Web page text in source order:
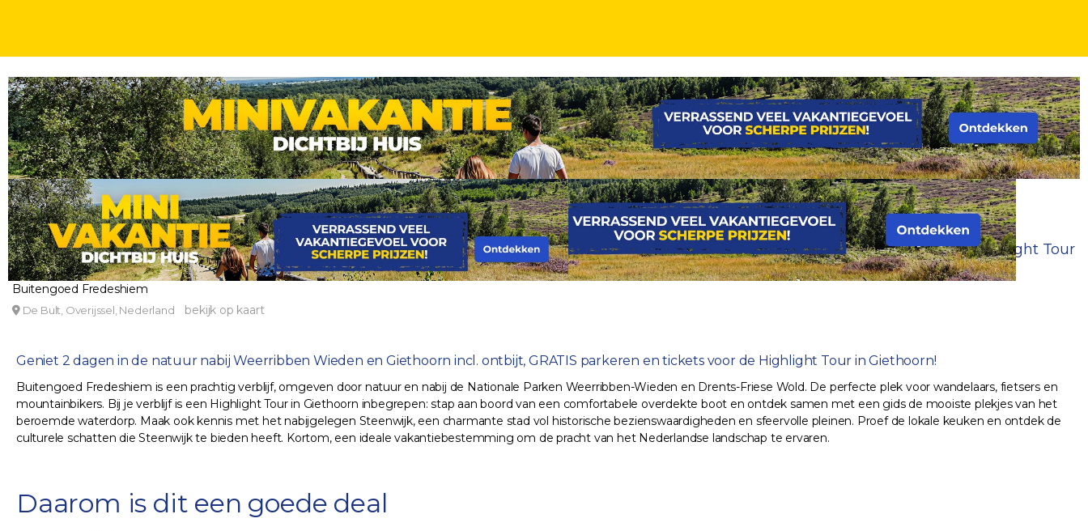
WEEKENDJE ZOMER SPECIALS 2 DAGEN INCL. ONTBIJT
Geniet op een prachtig landgoed in de natuur nabij Weerribben Wieden en Giethoorn incl. ontbijt, GRATIS parkeren en tickets voor de Highlight Tour
in Giethoorn!
Buitengoed Fredeshiem
De Bult, Overijssel, Nederland bekijk op kaart
Geniet 2 dagen in de natuur nabij Weerribben Wieden en Giethoorn incl. ontbijt, GRATIS parkeren en tickets voor de Highlight Tour in Giethoorn!
Buitengoed Fredeshiem is een prachtig verblijf, omgeven door natuur en nabij de Nationale Parken Weerribben-Wieden en Drents-Friese Wold. De perfecte plek voor wandelaars, fietsers en
mountainbikers. Bij je verblijf is een Highlight Tour in Giethoorn inbegrepen: stap aan boord van een comfortabele overdekte boot en ontdek samen met een gids de mooiste plekjes van het
beroemde waterdorp. Maak ook kennis met het nabijgelegen Steenwijk, een charmante stad vol historische bezienswaardigheden en sfeervolle pleinen. Proef de lokale keuken en ontdek de
culturele schatten die Steenwijk te bieden heeft. Kortom, een ideale vakantiebestemming om de pracht van het Nederlandse landschap te ervaren.
Daarom is dit een goede deal